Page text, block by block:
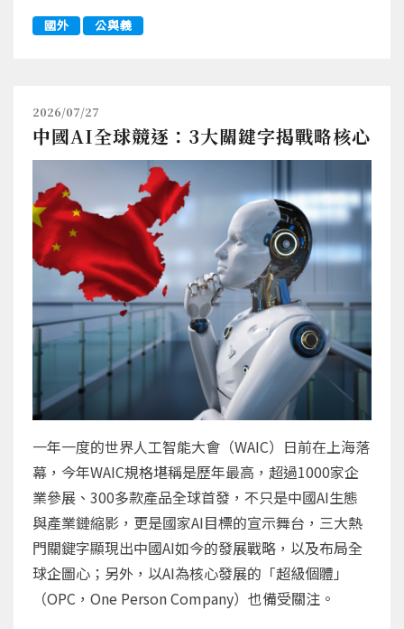
國外 公與義
2026/07/27
中國AI全球競逐：3大關鍵字揭戰略核心
一年一度的世界人工智能大會（WAIC）日前在上海落
幕，今年WAIC規格堪稱是歷年最高，超過1000家企
業參展、300多款產品全球首發，不只是中國AI生態
與產業鏈縮影，更是國家AI目標的宣示舞台，三大熱
門關鍵字顯現出中國AI如今的發展戰略，以及布局全
球企圖心；另外，以AI為核心發展的「超級個體」
（OPC，One Person Company）也備受關注。